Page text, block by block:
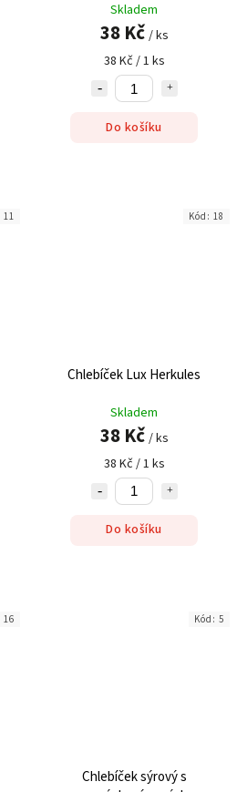
Skladem
38 Kč / ks
38 Kč / 1 ks
Do košíku
11
Chlebíček Lux Herkules
Skladem
38 Kč / ks
38 Kč / 1 ks
Do košíku
Kód: 18
16
Chlebíček sýrový s
Kód: 5